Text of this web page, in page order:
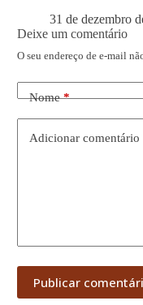
31 de dezembro
Deixe um comentário
O seu endereço de e-mail
Nome*
Adicionar comentário
Publicar